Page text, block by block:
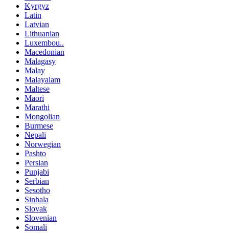
Kyrgyz
Latin
Latvian
Lithuanian
Luxembou..
Macedonian
Malagasy
Malay
Malayalam
Maltese
Maori
Marathi
Mongolian
Burmese
Nepali
Norwegian
Pashto
Persian
Punjabi
Serbian
Sesotho
Sinhala
Slovak
Slovenian
Somali